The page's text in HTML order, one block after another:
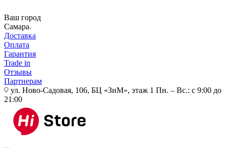
Ваш город
Самара
Доставка
Оплата
Гарантия
Trade in
Отзывы
Партнерам
ул. Ново-Садовая, 106, БЦ «ЗиМ», этаж 1 Пн. – Вс.: с 9:00 до
21:00